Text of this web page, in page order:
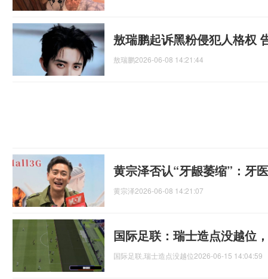
敖瑞鹏起诉黑粉侵犯人格权
敖瑞鹏2026-06-08 14:21:44
黄宗泽否认“牙龈萎缩”：牙
黄宗泽2026-06-08 14:21:07
国际足联：瑞士造点没越位
国际足联,瑞士造点没越位2026-06-15 14:04:59